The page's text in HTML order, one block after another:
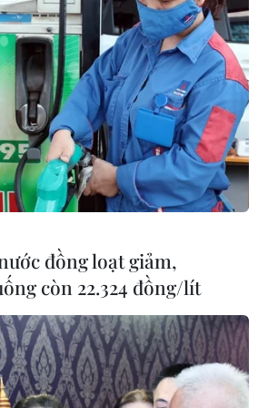
ứng trước kế hoạch viện
Hàn Quốc
đồng loạt giảm,
còn 22.324 đồng/lít